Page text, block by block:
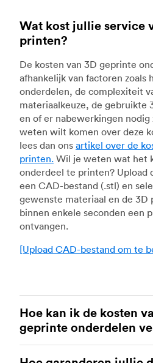
Wat kost jullie service
printen?
De kosten van 3D geprinte
afhankelijk van factoren zoals
onderdelen, de complexiteit
materiaalkeuze, de gebruikte
en of er nabewerkingen
weten wilt komen over deze
lees dan ons artikel over de
printen. Wil je weten wat het
onderdeel te printen? Upload
een CAD-bestand (.stl) en
gewenste materiaal en de 3D
binnen enkele seconden een
ontvangen.
[Upload CAD-bestand om te
Hoe kan ik de kosten
geprinte onderdelen